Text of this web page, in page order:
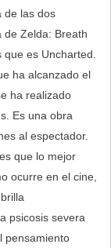
de las dos
de Zelda: Breath
es Uncharted.
ha alcanzado el
ha realizado
Es una obra
al espectador.
que lo mejor
ocurre en el cine,
psicosis severa
pensamiento